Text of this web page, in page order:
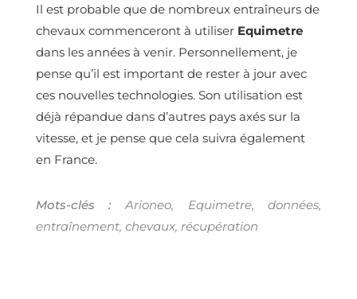
Il est probable que de nombreux entraîneurs de
chevaux commenceront à utiliser Equimetre
dans les années à venir. Personnellement, je
pense qu’il est important de rester à jour avec
ces nouvelles technologies. Son utilisation est
déjà répandue dans d’autres pays axés sur la
vitesse, et je pense que cela suivra également
en France.
Mots-clés :Arioneo, Equimetre, données,
entraînement, chevaux, récupération